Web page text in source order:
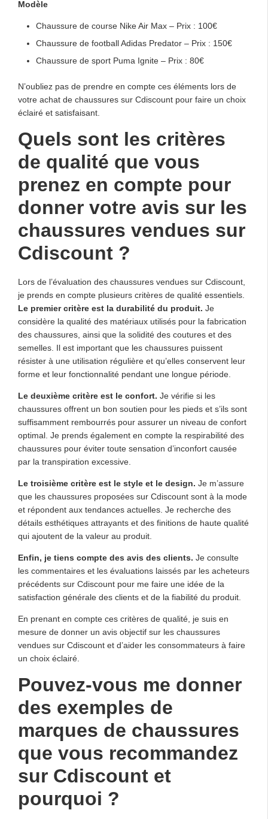
Modèle
Chaussure de course Nike Air Max – Prix : 100€
Chaussure de football Adidas Predator – Prix : 150€
Chaussure de sport Puma Ignite – Prix : 80€
N’oubliez pas de prendre en compte ces éléments lors de
votre achat de chaussures sur Cdiscount pour faire un choix
éclairé et satisfaisant.
Quels sont les critères
de qualité que vous
prenez en compte pour
donner votre avis sur les
chaussures vendues sur
Cdiscount ?
Lors de l’évaluation des chaussures vendues sur Cdiscount,
je prends en compte plusieurs critères de qualité essentiels.
Le premier critère est la durabilité du produit. Je
considère la qualité des matériaux utilisés pour la fabrication
des chaussures, ainsi que la solidité des coutures et des
semelles. Il est important que les chaussures puissent
résister à une utilisation régulière et qu’elles conservent leur
forme et leur fonctionnalité pendant une longue période.
Le deuxième critère est le confort. Je vérifie si les
chaussures offrent un bon soutien pour les pieds et s’ils sont
suffisamment rembourrés pour assurer un niveau de confort
optimal. Je prends également en compte la respirabilité des
chaussures pour éviter toute sensation d’inconfort causée
par la transpiration excessive.
Le troisième critère est le style et le design. Je m’assure
que les chaussures proposées sur Cdiscount sont à la mode
et répondent aux tendances actuelles. Je recherche des
détails esthétiques attrayants et des finitions de haute qualité
qui ajoutent de la valeur au produit.
Enfin, je tiens compte des avis des clients. Je consulte
les commentaires et les évaluations laissés par les acheteurs
précédents sur Cdiscount pour me faire une idée de la
satisfaction générale des clients et de la fiabilité du produit.
En prenant en compte ces critères de qualité, je suis en
mesure de donner un avis objectif sur les chaussures
vendues sur Cdiscount et d’aider les consommateurs à faire
un choix éclairé.
Pouvez-vous me donner
des exemples de
marques de chaussures
que vous recommandez
sur Cdiscount et
pourquoi ?